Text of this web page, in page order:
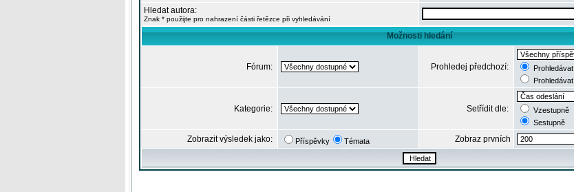
Hledat autora:
Znak * použijte pro nahrazení části řetězce při vyhledávání
Možnosti hledání
Fórum: Prohledej předchozí:
Kategorie: Setřídit dle:
Vzestupně
Sestupně
Zobrazit výsledek jako: Příspěvky Témata Zobraz prvních